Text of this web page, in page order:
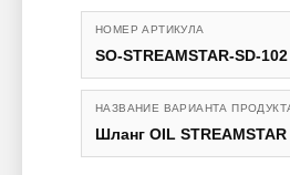
НОМЕР АРТИКУЛА
SO-STREAMSTAR-SD-102
НАЗВАНИЕ ВАРИАНТА
Шланг OIL